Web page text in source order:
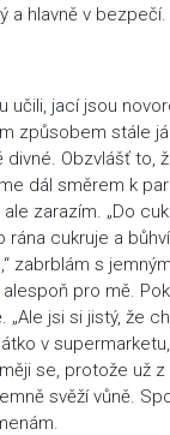
a hlavně v bezpečí.
učili, jací jsou
způsobem stále
Obzvlášť to,
dál směrem k
zarazím. „Do
cukruje a
zabrblám s
pro mě.
jsi si jistý, že
v
se, protože už z
svěží vůně.